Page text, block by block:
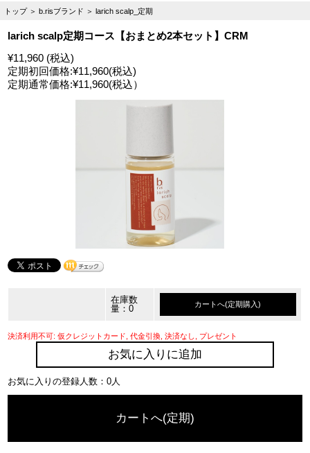
トップ ＞ b.risブランド ＞ larich scalp_定期
larich scalp定期コース【おまとめ2本セット】CRM
¥11,960 (税込)
定期初回価格:¥11,960(税込)
定期通常価格:¥11,960(税込）
在庫数
量：0
カートへ(定期購入)
決済利用不可: 仮クレジットカード, 代金引換, 決済なし, プレゼント
お気に入りに追加
お気に入りの登録人数：0人
カートへ(定期)